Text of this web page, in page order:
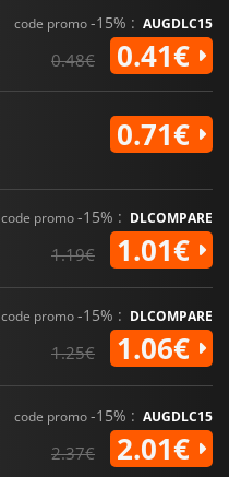
code promo-15% : AUGDLC15
0.48€ 0.41€
0.71€
code promo-15% : DLCOMPARE
1.19€ 1.01€
code promo-15% : DLCOMPARE
1.25€ 1.06€
code promo-15% : AUGDLC15
2.37€ 2.01€